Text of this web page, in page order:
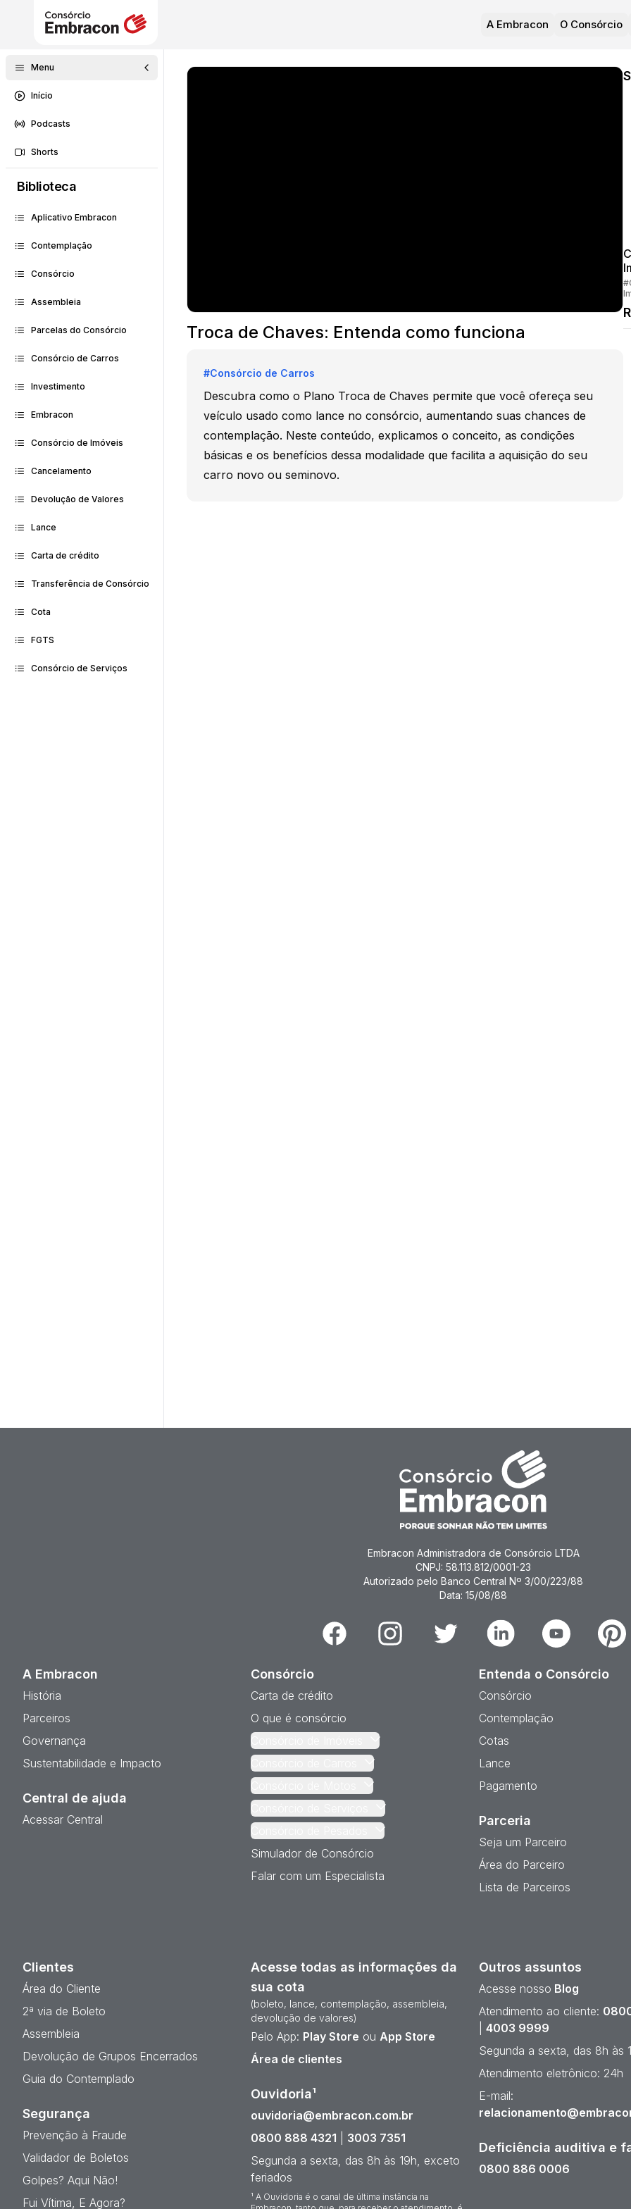
A Embracon O Consórcio
Menu
Início
Podcasts
Shorts
Biblioteca
Aplicativo Embracon
Contemplação
Consórcio
Assembleia
Parcelas do Consórcio
Consórcio de Carros
Investimento
Embracon
Consórcio de Imóveis
Cancelamento
Devolução de Valores
Lance
Carta de crédito
Transferência de Consórcio
Cota
FGTS
Consórcio de Serviços
Troca de Chaves: Entenda como funciona
#Consórcio de Carros
Descubra como o Plano Troca de Chaves permite que você ofereça seu
veículo usado como lance no consórcio, aumentando suas chances de
contemplação. Neste conteúdo, explicamos o conceito, as condições
básicas e os benefícios dessa modalidade que facilita a aquisição do seu
carro novo ou seminovo.
Embracon Administradora de Consórcio LTDA
CNPJ: 58.113.812/0001-23
Autorizado pelo Banco Central Nº 3/00/223/88
Data: 15/08/88
Facebook Instagram Twitter Linkedin Youtube
A Embracon
História
Parceiros
Governança
Sustentabilidade e Impacto
Central de ajuda
Acessar Central
Consórcio
Carta de crédito
O que é consórcio
Simulador de Consórcio
Falar com um Especialista
Entenda o Consórcio
Consórcio
Contemplação
Cotas
Lance
Pagamento
Parceria
Seja um Parceiro
Área do Parceiro
Lista de Parceiros
Clientes
Área do Cliente
2ª via de Boleto
Assembleia
Devolução de Grupos Encerrados
Guia do Contemplado
Segurança
Prevenção à Fraude
Validador de Boletos
Golpes? Aqui Não!
Fui Vítima, E Agora?
Acesse todas as informações da
sua cota
(boleto, lance, contemplação, assembleia,
devolução de valores)
Pelo App: Play Store ou App Store
Área de clientes
Ouvidoria¹
ouvidoria@embracon.com.br
0800 888 4321
3003 7351
Segunda a sexta, das 8h às 19h, exceto
feriados
¹ A Ouvidoria é o canal de última instância na
Outros assuntos
Acesse nosso Blog
Atendimento ao cliente:
4003 9999
Segunda a sexta, das 8h às
Atendimento eletrônico: 24h
E-mail:
Deficiência auditiva e
0800 886 0006